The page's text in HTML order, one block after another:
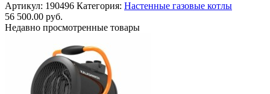
Артикул: 190496 Категория: Настенные газовые котлы
56 500.00 руб.
Недавно просмотренные товары